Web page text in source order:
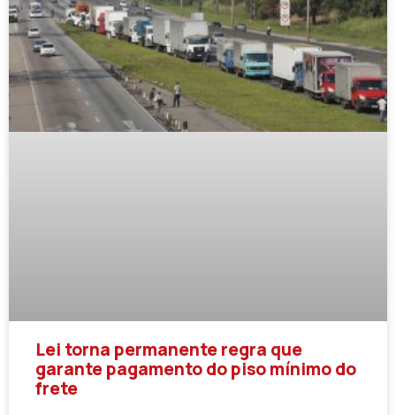
Lei torna permanente regra que
garante pagamento do piso mínimo do
frete